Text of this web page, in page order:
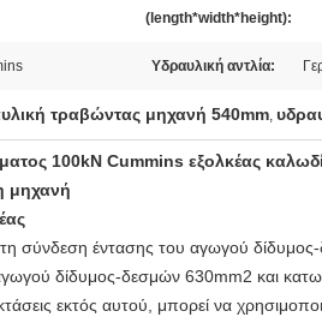
(length*width*height):
Υδραυλική αντλία:
τραβώντας μηχανή 540mm,
100kN Cummins εξολκέας
μηχανή
σύνδεση έντασης του αγωγού
δίδυμος-δεσμών 630mm2 και
εκτός αυτού, μπορεί να